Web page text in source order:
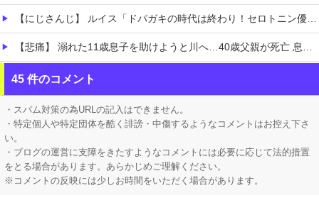
【にじさんじ】 ルイス「ドパガキの時代は終わり！セロトニン優位のセロガキなるわよ！ンンンきんもちいい〜〜！！ドパドパドパ」【雀魂】
【悲痛】 溺れた11歳息子を助けようと川へ…40歳父親が死亡 息子は母親が救助 愛知
【悲報】 ロシアさん、国民の財産を没収しはじめるｗｗｗｗｗ
【画像】 女性、『大人の●もちゃ』を入れたままMRI検査を受けた結果 →
45 件のコメント
・スパム対策の為URLの記入はできません。
・特定個人や特定団体を酷く誹謗・中傷するようなコメントはお控え下さ
い。
・ブログの運営に支障をきたすようなコメントには必要に応じて法的措置
をとる場合があります。あらかじめご理解ください。
※コメントの反映には少しお時間をいただく場合があります。